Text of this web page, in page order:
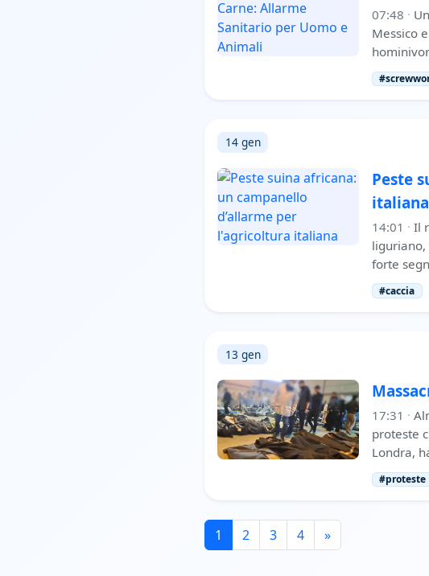
07:48 ·
Messico
14 gen
Peste
italiana
14:01 · Il
liguriano,
forte
#caccia
13 gen
17:31 ·
proteste
Londra,
#proteste
1 2 3 4 »